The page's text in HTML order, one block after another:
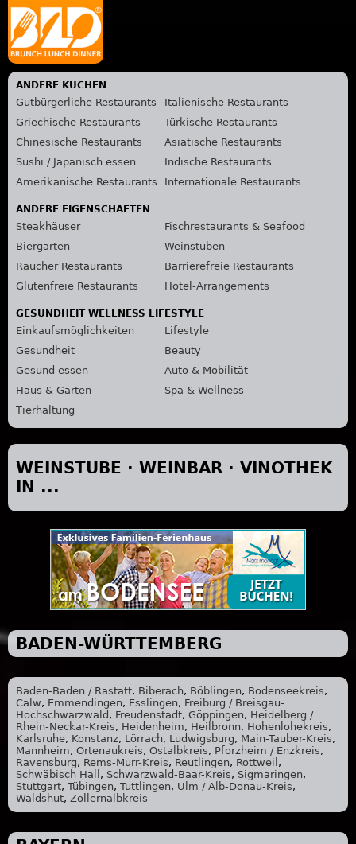
ANDERE KÜCHEN
Gutbürgerliche Restaurants
Italienische Restaurants
Griechische Restaurants
Türkische Restaurants
Chinesische Restaurants
Asiatische Restaurants
Sushi / Japanisch essen
Indische Restaurants
Amerikanische Restaurants
Internationale Restaurants
ANDERE EIGENSCHAFTEN
Steakhäuser
Fischrestaurants & Seafood
Biergarten
Weinstuben
Raucher Restaurants
Barrierefreie Restaurants
Glutenfreie Restaurants
Hotel-Arrangements
GESUNDHEIT WELLNESS LIFESTYLE
Einkaufsmöglichkeiten
Lifestyle
Gesundheit
Beauty
Gesund essen
Auto & Mobilität
Haus & Garten
Spa & Wellness
Tierhaltung
WEINSTUBE · WEINBAR · VINOTHEK
IN ...
BADEN-WÜRTTEMBERG
Baden-Baden / Rastatt, Biberach, Böblingen, Bodenseekreis,
Calw, Emmendingen, Esslingen, Freiburg / Breisgau-
Hochschwarzwald , Freudenstadt, Göppingen, Heidelberg /
Rhein-Neckar-Kreis, Heidenheim, Heilbronn, Hohenlohekreis,
Karlsruhe, Konstanz, Lörrach, Ludwigsburg, Main-Tauber-Kreis,
Mannheim, Ortenaukreis, Ostalbkreis, Pforzheim / Enzkreis,
Ravensburg, Rems-Murr-Kreis, Reutlingen, Rottweil ,
Schwäbisch Hall , Schwarzwald-Baar-Kreis, Sigmaringen,
Stuttgart, Tübingen, Tuttlingen, Ulm / Alb-Donau-Kreis,
Waldshut, Zollernalbkreis